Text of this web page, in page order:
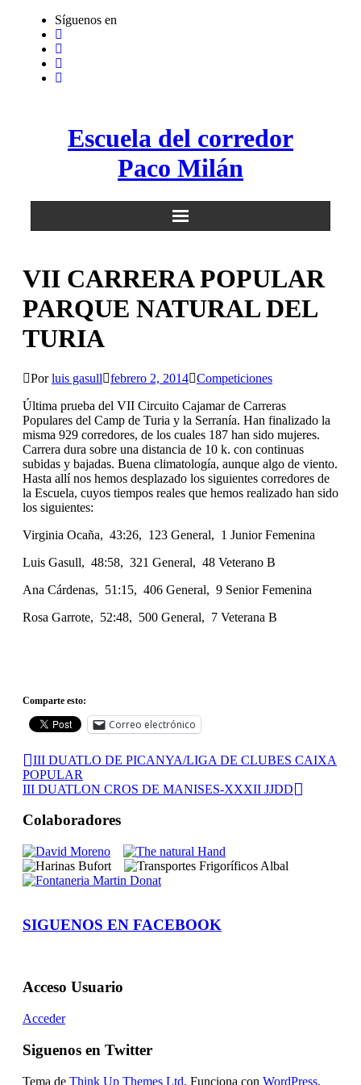
Saltar
contenido
Síguenos en
Escuela del corredor
Paco Milán
VII CARRERA POPULAR
PARQUE NATURAL DEL
TURIA
Porluis gasull febrero 2, 2014 Competiciones
Última prueba del VII Circuito Cajamar de Carreras
Populares del Camp de Turia y la Serranía. Han finalizado la
misma 929 corredores, de los cuales 187 han sido mujeres.
Carrera dura sobre una distancia de 10 k. con continuas
subidas y bajadas. Buena climatología, aunque algo de viento.
Hasta allí nos hemos desplazado los siguientes corredores de
la Escuela, cuyos tiempos reales que hemos realizado han sido
los siguientes:
Virginia Ocaña, 43:26, 123 General, 1 Junior Femenina
Luis Gasull, 48:58, 321 General, 48 Veterano B
Ana Cárdenas, 51:15, 406 General, 9 Senior Femenina
Rosa Garrote, 52:48, 500 General, 7 Veterana B
Comparte esto:
Correo electrónico
III DUATLO DE PICANYA/LIGA DE CLUBES CAIXA
POPULAR
III DUATLON CROS DE MANISES-XXXII JJDD
Colaboradores
SIGUENOS EN FACEBOOK
Acceso Usuario
Acceder
Siguenos en Twitter
Tema de Think Up Themes Ltd. Funciona con WordPress.